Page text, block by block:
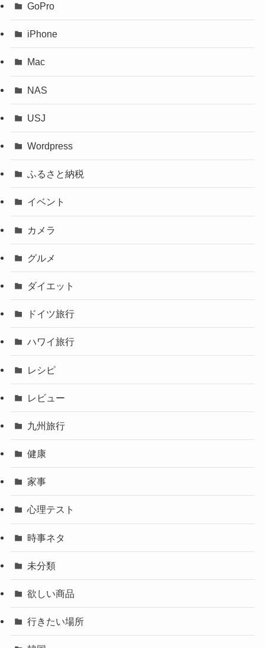
GoPro
iPhone
Mac
NAS
USJ
Wordpress
ふるさと納税
イベント
カメラ
グルメ
ダイエット
ドイツ旅行
ハワイ旅行
レシピ
レビュー
九州旅行
健康
家事
心理テスト
時事ネタ
未分類
欲しい商品
行きたい場所